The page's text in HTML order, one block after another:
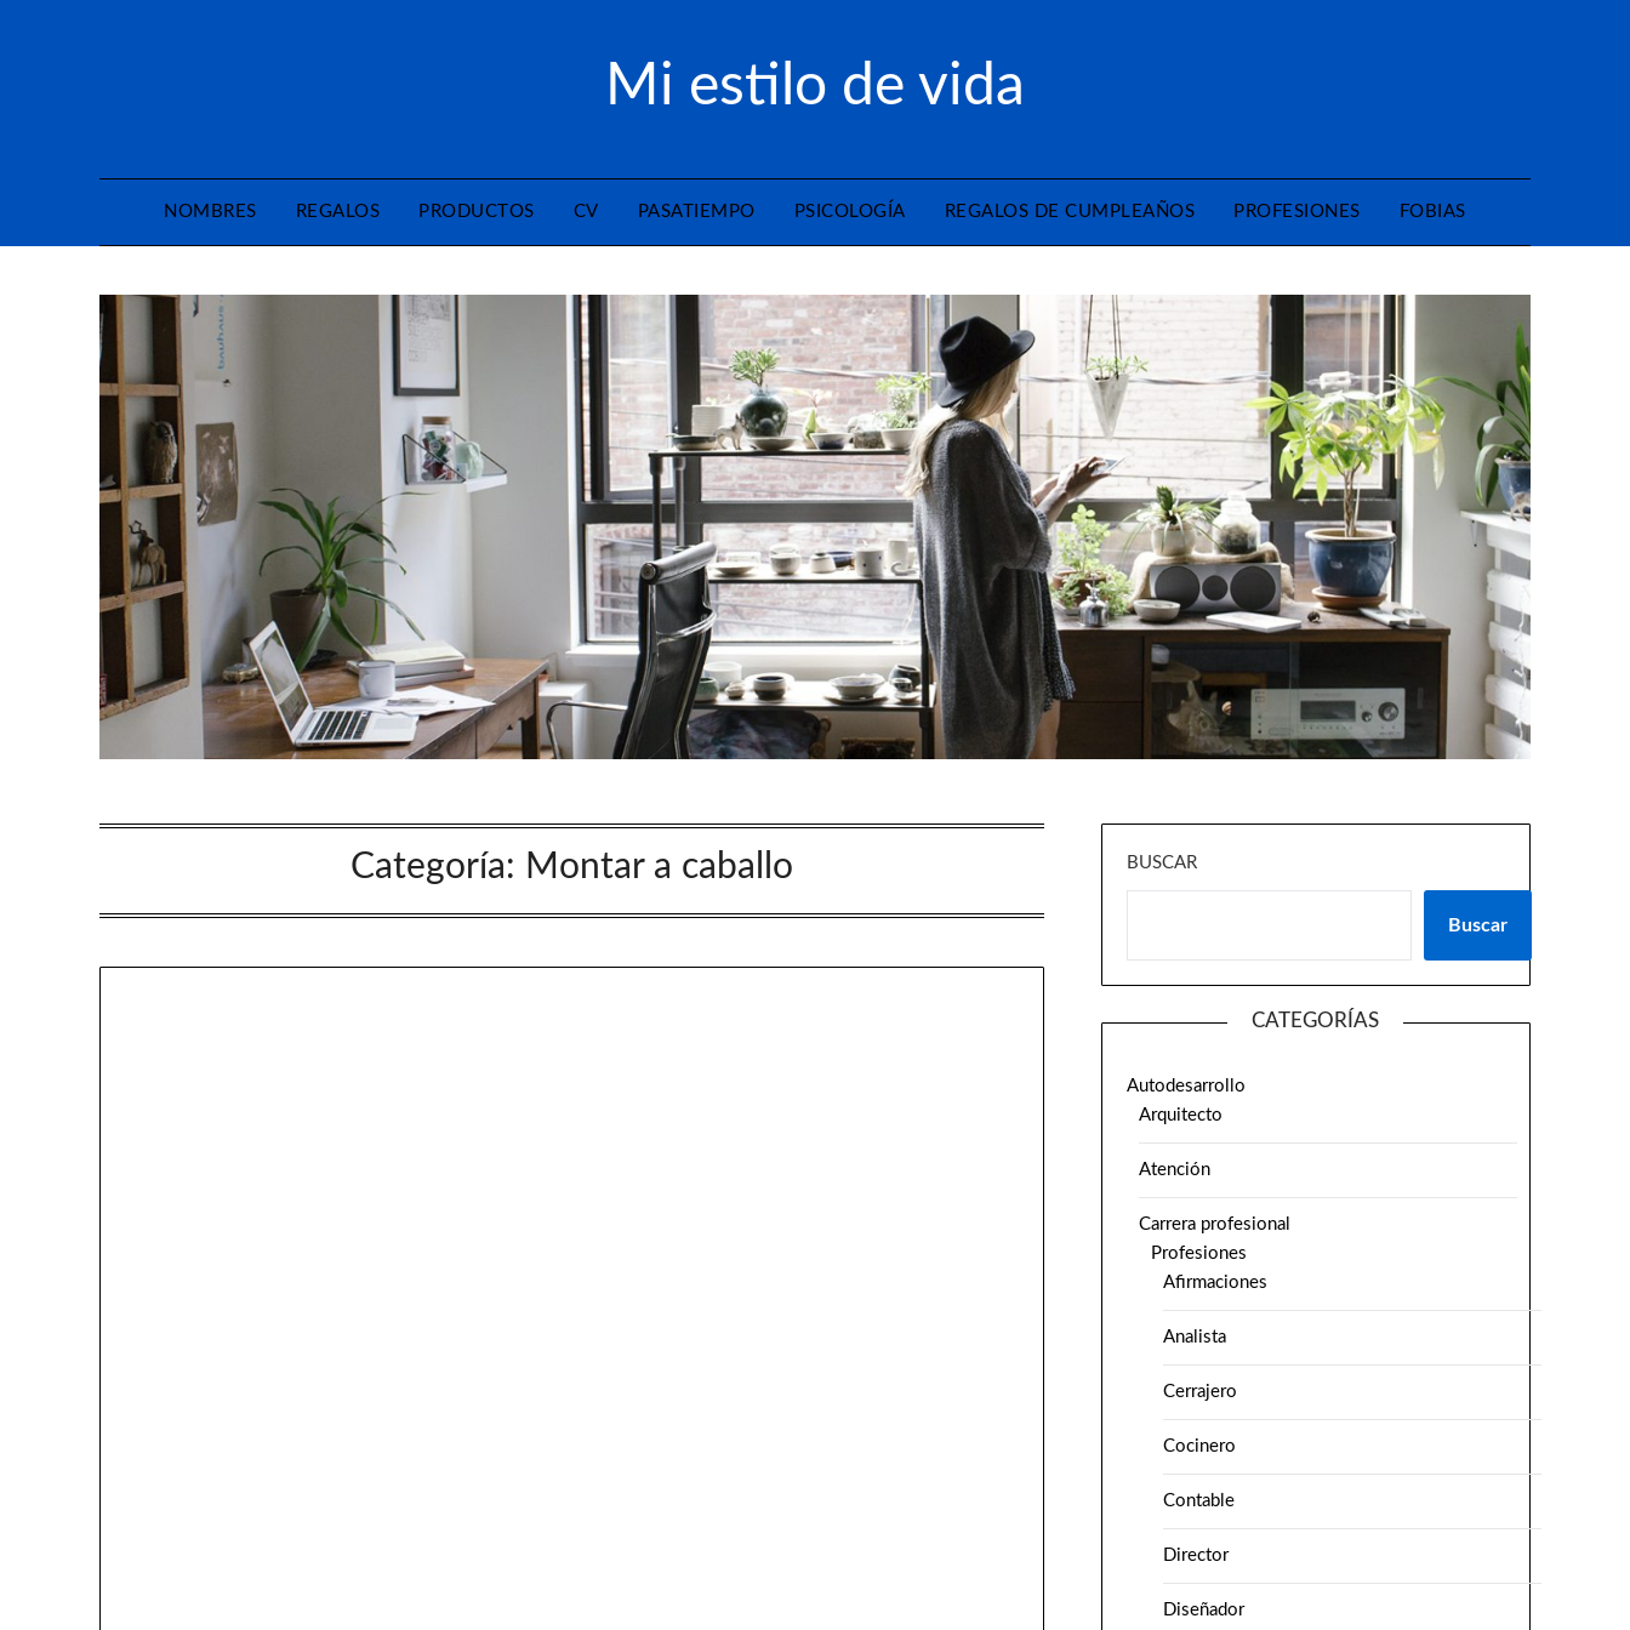
Mi estilo de vida
NOMBRES REGALOS PRODUCTOS CV PASATIEMPO PSICOLOGÍA REGALOS DE CUMPLEAÑOS PROFESIONES FOBIAS
Categoría: Montar a caballo BUSCAR
Buscar
CATEGORÍAS
Autodesarrollo
Arquitecto
Atención
Carrera profesional
Profesiones
Afirmaciones
Analista
Cerrajero
Cocinero
Contable
Director
Diseñador